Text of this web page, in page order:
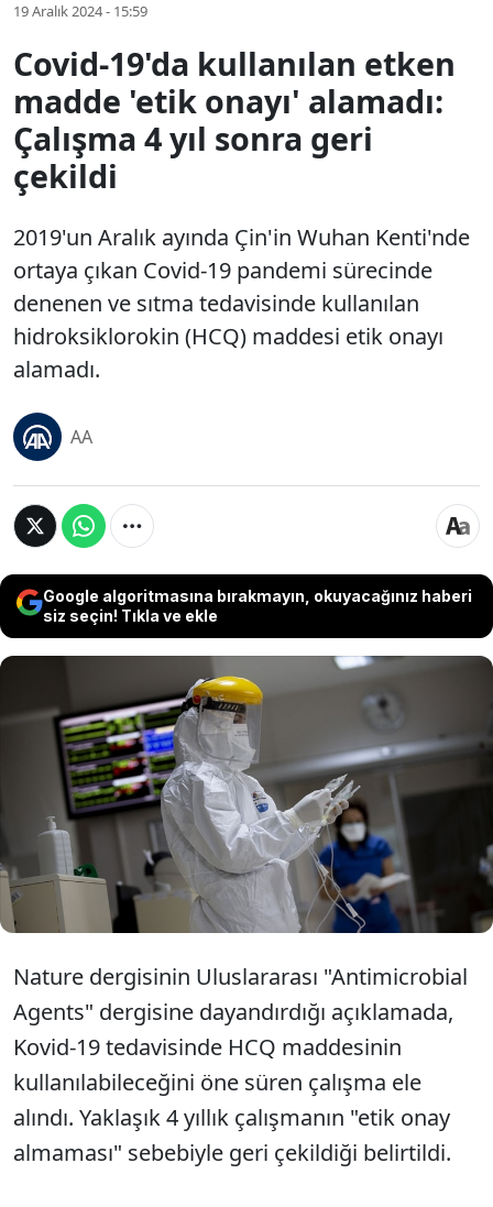
19 Aralık 2024 - 15:59
Covid-19'da kullanılan etken
madde 'etik onayı' alamadı:
Çalışma 4 yıl sonra geri
çekildi
2019'un Aralık ayında Çin'in Wuhan Kenti'nde
ortaya çıkan Covid-19 pandemi sürecinde
denenen ve sıtma tedavisinde kullanılan
hidroksiklorokin (HCQ) maddesi etik onayı
alamadı.
AA
Google algoritmasına bırakmayın, okuyacağınız haberi
siz seçin! Tıkla ve ekle
2019'un Aralık ayında Çin'in Wuhan
Kenti'nde ortaya çıkan Covid-19 pandemi
sürecinde denenen ve sıtma tedavisinde
kullanılan hidroksiklorokin (HCQ) maddesi
etik onayı alamadı.
Nature dergisinin Uluslararası "Antimicrobial
Agents" dergisine dayandırdığı açıklamada,
Kovid-19 tedavisinde HCQ maddesinin
kullanılabileceğini öne süren çalışma ele
alındı. Yaklaşık 4 yıllık çalışmanın "etik onay
almaması" sebebiyle geri çekildiği belirtildi.